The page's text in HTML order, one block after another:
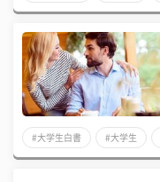
#大学生白書 #大学生